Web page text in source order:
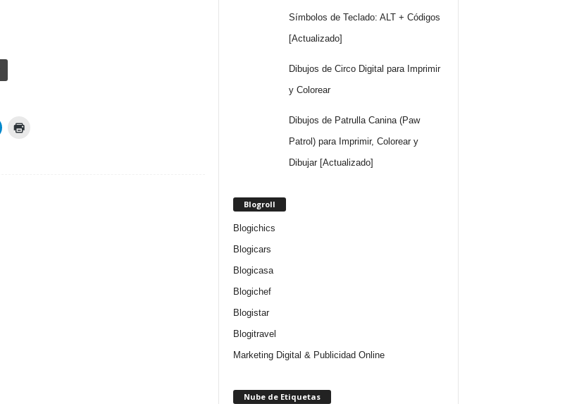
Símbolos de Teclado: ALT + Códigos
[Actualizado]
Dibujos de Circo Digital para Imprimir
y Colorear
Dibujos de Patrulla Canina (Paw
Patrol) para Imprimir, Colorear y
Dibujar [Actualizado]
Blogroll
Blogichics
Blogicars
Blogicasa
Blogichef
Blogistar
Blogitravel
Marketing Digital & Publicidad Online
Nube de Etiquetas